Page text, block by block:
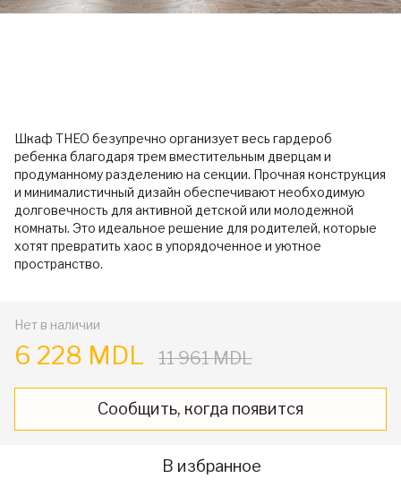
Шкаф THEO безупречно организует весь гардероб
ребенка благодаря трем вместительным дверцам и
продуманному разделению на секции. Прочная конструкция
и минималистичный дизайн обеспечивают необходимую
долговечность для активной детской или молодежной
комнаты. Это идеальное решение для родителей, которые
хотят превратить хаос в упорядоченное и уютное
пространство.
Нет в наличии
6 228 MDL 11 961 MDL
Сообщить, когда появится
В избранное